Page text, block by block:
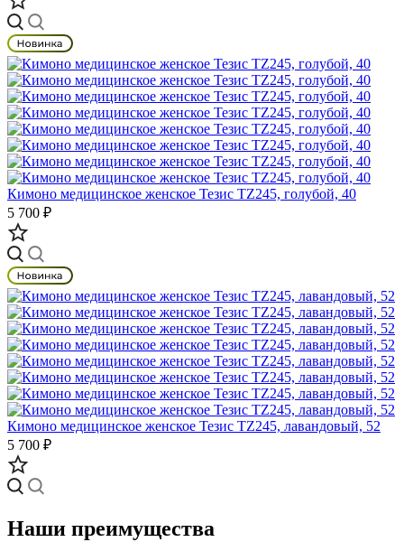
Кимоно медицинское женское Тезис TZ245, голубой, 40
5 700 ₽
Кимоно медицинское женское Тезис TZ245, лавандовый, 52
5 700 ₽
Наши преимущества